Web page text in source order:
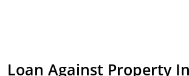
Loan Against Property